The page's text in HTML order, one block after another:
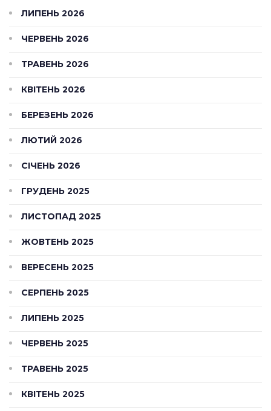
ЛИПЕНЬ 2026
ЧЕРВЕНЬ 2026
ТРАВЕНЬ 2026
КВІТЕНЬ 2026
БЕРЕЗЕНЬ 2026
ЛЮТИЙ 2026
СІЧЕНЬ 2026
ГРУДЕНЬ 2025
ЛИСТОПАД 2025
ЖОВТЕНЬ 2025
ВЕРЕСЕНЬ 2025
СЕРПЕНЬ 2025
ЛИПЕНЬ 2025
ЧЕРВЕНЬ 2025
ТРАВЕНЬ 2025
КВІТЕНЬ 2025